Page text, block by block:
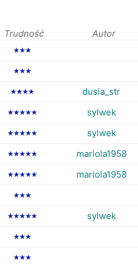
Trudność Autor
★★★
★★★
★★★★ dusia_str
★★★★★ sylwek
★★★★★ sylwek
★★★★★ mariola1958
★★★★★ mariola1958
★★★
★★★★★ sylwek
★★★
★★★